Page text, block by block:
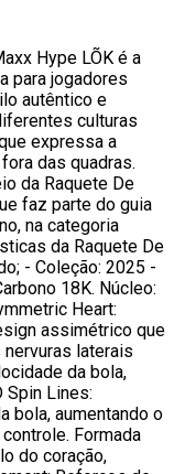
Hype LÕK é a
para jogadores
autêntico e
culturas
expressa a
das quadras.
da Raquete De
faz parte do guia
na categoria
da Raquete De
- Coleção: 2025 -
18K. Núcleo:
Heart:
assimétrico que
laterais
da bola,
Spin Lines:
bola, aumentando o
Formada
do coração,